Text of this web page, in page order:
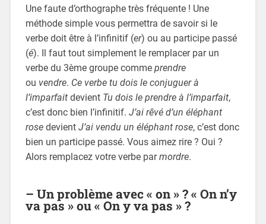
Une faute d’orthographe très fréquente ! Une
méthode simple vous permettra de savoir si le
verbe doit être à l’infinitif (er) ou au participe passé
(é). Il faut tout simplement le remplacer par un
verbe du 3ème groupe comme prendre
ou vendre. Ce verbe tu dois le conjuguer à
l’imparfaitdevient Tu dois le prendre à l’imparfait,
c’est donc bien l’infinitif. J’ai rêvé d’un éléphant
rosedevient J’ai vendu un éléphant rose, c’est donc
bien un participe passé. Vous aimez rire ? Oui ?
Alors remplacez votre verbe parmordre.
– Un problème avec « on » ? « On n’y
va pas » ou « On y va pas » ?